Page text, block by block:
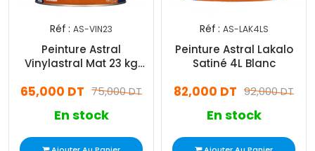
Réf : AS-VIN23
Peinture Astral
Vinylastral Mat 23 kg
75,000 DT
65,000 DT
En stock
Réf : AS-LAK4LS
Peinture Astral Lakalo
Satiné 4L Blanc
92,000 DT
82,000 DT
En stock